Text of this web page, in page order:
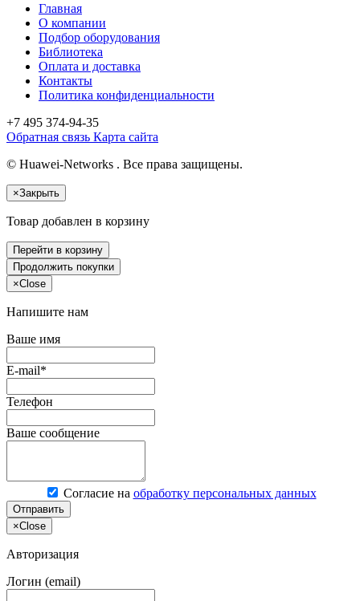
Главная
О компании
Подбор оборудования
Библиотека
Оплата и доставка
Контакты
Политика конфиденциальности
+7 495 374-94-35
Обратная связь Карта сайта
© Huawei-Networks . Все права защищены.
×Закрыть
Товар добавлен в корзину
Перейти в корзину
Продолжить покупки
×Close
Напишите нам
Ваше имя
E-mail*
Телефон
Ваше сообщение
Согласие на обработку персональных данных
Отправить
×Close
Авторизация
Логин (email)